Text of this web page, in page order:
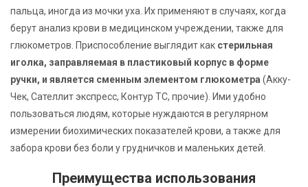
пальца, иногда из мочки уха. Их применяют в случаях, когда
берут анализ крови в медицинском учреждении, также для
глюкометров. Приспособление выглядит как стерильная
иголка, заправляемая в пластиковый корпус в форме
ручки, и является сменным элементом глюкометра (Акку-
Чек, Сателлит экспресс, Контур ТС, прочие). Ими удобно
пользоваться людям, которые нуждаются в регулярном
измерении биохимических показателей крови, а также для
забора крови без боли у грудничков и маленьких детей.
Преимущества использования